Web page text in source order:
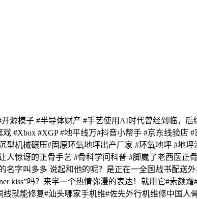
模子 #半导体财产 #手艺使用AI时代曾经到临，后
#Xbox #XGP #地平线万#抖音小帮手 #京东线验店
机械碾压#固原环氧地坪出产厂家 #环氧地坪 #地
惊讶的正骨手艺 #骨科学问科普 #脚崴了老西医正
字叫多多 说起和他的呢？是正在一全国战书配送
吗？来学一个热情弥漫的表达！就用它#素颜霜
就能修复#汕头哪家手机维#佐先外行机维修中国人